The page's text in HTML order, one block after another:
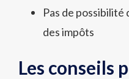
Pas de
des impôts
Les conseils